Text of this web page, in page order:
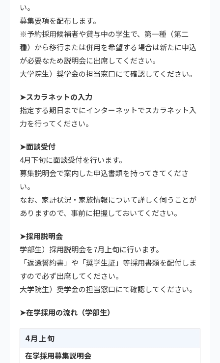
い。
募集要項を配布します。
※予約採用候補者や貸与中の学生で、第一種（第二
種）から移行または併用を希望する場合は新たに申込
が必要なため説明会に出席してください。
大学院生）奨学金の担当窓口にて確認してください。
➤スカラネットの入力
指定する期日までにインターネットでスカラネット入
力を行ってください。
➤面談受付
4月下旬に面談受付を行います。
募集説明会で案内した申込書類を持ってきてくださ
い。
なお、家計状況・家族情報について詳しく伺うことが
ありますので、事前に把握しておいてください。
➤採用説明会
学部生）採用説明会を7月上旬に行います。
「返還誓約書」や「奨学生証」等採用書類を配付しま
すので必ず出席してください。
大学院生）奨学金の担当窓口にて確認してください。
➤在学採用の流れ（学部生）
4月上旬
在学採用募集説明会